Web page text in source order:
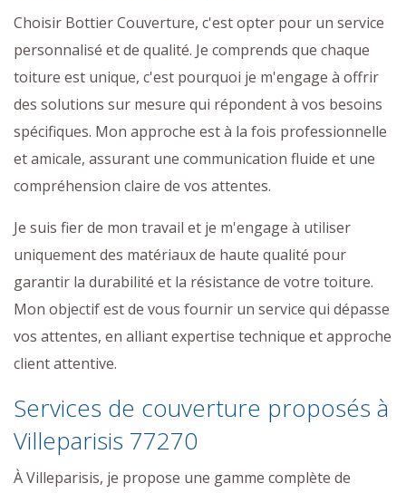
Choisir Bottier Couverture, c'est opter pour un service
personnalisé et de qualité. Je comprends que chaque
toiture est unique, c'est pourquoi je m'engage à offrir
des solutions sur mesure qui répondent à vos besoins
spécifiques. Mon approche est à la fois professionnelle
et amicale, assurant une communication fluide et une
compréhension claire de vos attentes.
Je suis fier de mon travail et je m'engage à utiliser
uniquement des matériaux de haute qualité pour
garantir la durabilité et la résistance de votre toiture.
Mon objectif est de vous fournir un service qui dépasse
vos attentes, en alliant expertise technique et approche
client attentive.
Services de couverture proposés à
Villeparisis 77270
À Villeparisis, je propose une gamme complète de